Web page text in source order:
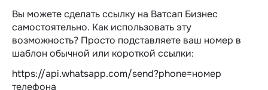
Вы можете сделать ссылку на Ватсап Бизнес
самостоятельно. Как использовать эту
возможность? Просто подставляете ваш номер в
шаблон обычной или короткой ссылки:
https://api.whatsapp.com/send?phone=номер
телефона